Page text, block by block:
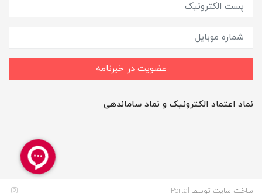
عضویت در خبرنامه
نماد اعتماد الکترونیک و نماد ساماندهی
ساخت سایت توسط Portal